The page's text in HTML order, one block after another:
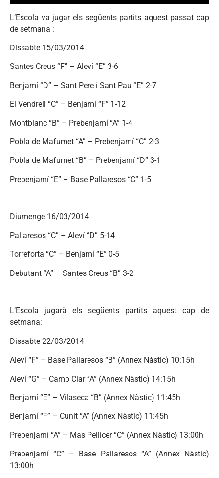
L’Escola va jugar els següents partits aquest passat cap
de setmana :
Dissabte 15/03/2014
Santes Creus “F” – Aleví “E” 3-6
Benjamí “D” – Sant Pere i Sant Pau “E” 2-7
El Vendrell “C” – Benjamí “F” 1-12
Montblanc “B” – Prebenjamí “A” 1-4
Pobla de Mafumet “A” – Prebenjamí “C” 2-3
Pobla de Mafumet “B” – Prebenjamí “D” 3-1
Prebenjamí “E” – Base Pallaresos “C” 1-5
Diumenge 16/03/2014
Pallaresos “C” – Aleví “D” 5-14
Torreforta “C” – Benjamí “E” 0-5
Debutant “A” – Santes Creus “B” 3-2
L’Escola jugarà els següents partits aquest cap de
setmana:
Dissabte 22/03/2014
Aleví “F” – Base Pallaresos “B” (Annex Nàstic) 10:15h
Aleví “G” – Camp Clar “A” (Annex Nàstic) 14:15h
Benjamí “E” – Vilaseca “B” (Annex Nàstic) 11:45h
Benjamí “F” – Cunit “A” (Annex Nàstic) 11:45h
Prebenjamí “A” – Mas Pellicer “C” (Annex Nàstic) 13:00h
Prebenjamí “C” – Base Pallaresos “A” (Annex Nàstic)
13:00h